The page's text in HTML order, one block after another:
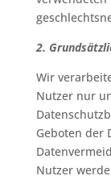
2.
Wir
Nutzer nur
Geboten der
Nutzer